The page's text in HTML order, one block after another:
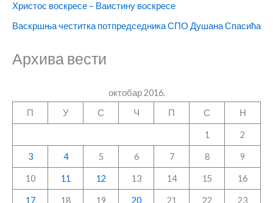
Христос воскресе – Ваистину воскресе
Васкршња честитка потпредседника СПО Душана Спасића
Архива вести
октобар 2016.
П
У С Ч П С Н
1 2
3 4 5 6 7 8 9
10 11 12 13 14 15 16
17 18 19 20 21 22 23